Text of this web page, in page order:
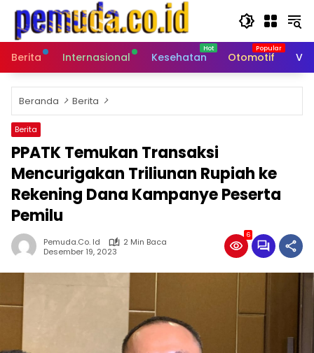
Langsung
konten
Berita
Internasional Kesehatan Otomotif
Beranda Berita
Berita
PPATK Temukan Transaksi
Mencurigakan Triliunan Rupiah ke
Rekening Dana Kampanye Peserta
Pemilu
Pemuda.co. Id
2 Min Baca
Desember 19, 2023
6